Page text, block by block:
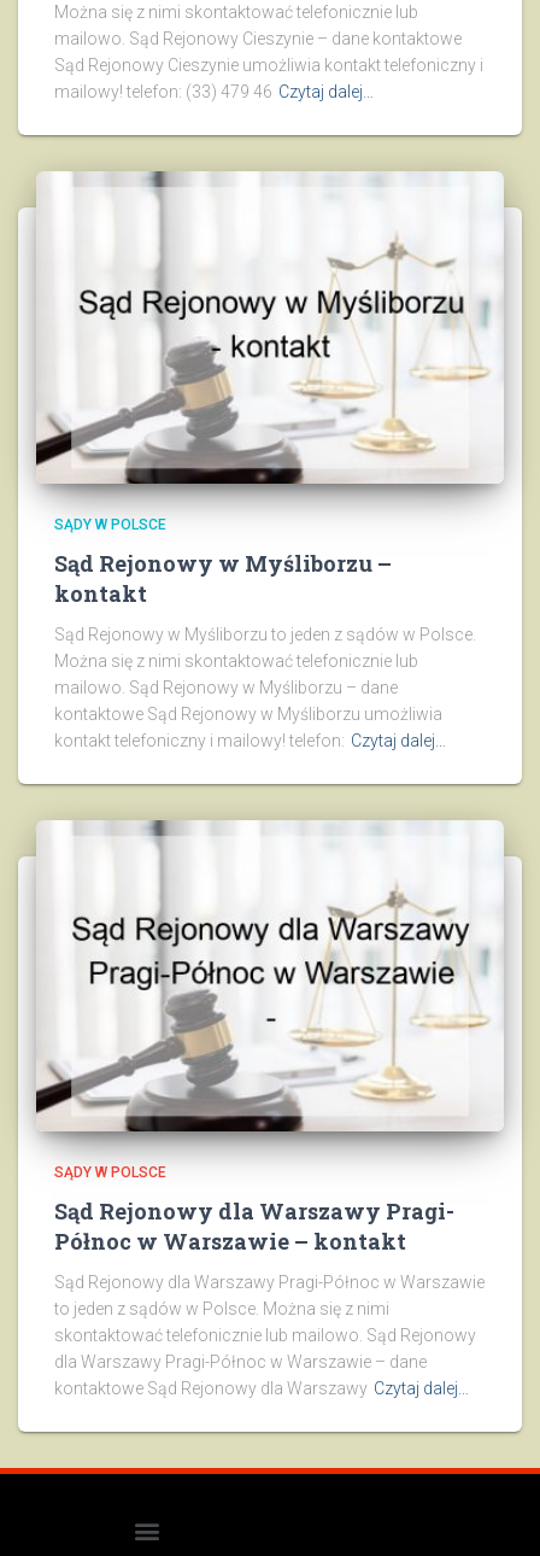
Można się z nimi skontaktować telefonicznie lub
mailowo. Sąd Rejonowy Cieszynie – dane kontaktowe
Sąd Rejonowy Cieszynie umożliwia kontakt telefoniczny i
mailowy! telefon: (33) 479 46 Czytaj dalej…
SĄDY W POLSCE
Sąd Rejonowy w Myśliborzu –
kontakt
Sąd Rejonowy w Myśliborzu to jeden z sądów w Polsce.
Można się z nimi skontaktować telefonicznie lub
mailowo. Sąd Rejonowy w Myśliborzu – dane
kontaktowe Sąd Rejonowy w Myśliborzu umożliwia
kontakt telefoniczny i mailowy! telefon: Czytaj dalej…
SĄDY W POLSCE
Sąd Rejonowy dla Warszawy Pragi-
Północ w Warszawie – kontakt
Sąd Rejonowy dla Warszawy Pragi-Północ w Warszawie
to jeden z sądów w Polsce. Można się z nimi
skontaktować telefonicznie lub mailowo. Sąd Rejonowy
dla Warszawy Pragi-Północ w Warszawie – dane
kontaktowe Sąd Rejonowy dla Warszawy Czytaj dalej…